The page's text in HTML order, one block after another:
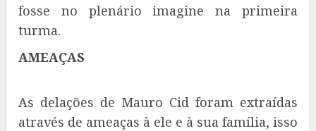
fosse no plenário imagine na primeira
turma.
AMEAÇAS
As delações de Mauro Cid foram extraídas
através de ameaças à ele e à sua família, isso